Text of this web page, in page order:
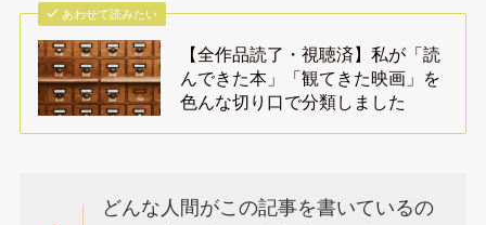
あわせて読みたい
【全作品読了・視聴済】私が「読
んできた本」「観てきた映画」を
色んな切り口で分類しました
どんな人間がこの記事を書いているの